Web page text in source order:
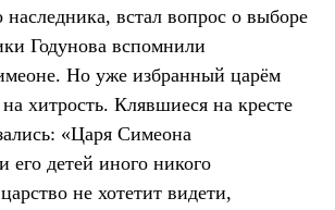
наследника, встал вопрос о выборе
Годунова вспомнили
Но уже избранный царём
хитрость. Клявшиеся на кресте
«Царя Симеона
его детей иного никого
не хотетит видети,